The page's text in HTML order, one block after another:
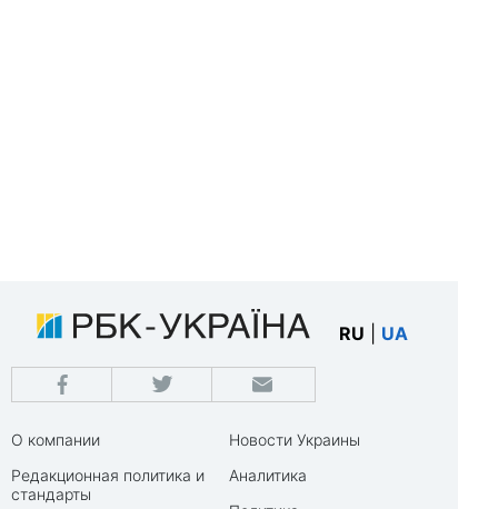
RU UA
О компании
Редакционная политика и
стандарты
Новости Украины
Аналитика